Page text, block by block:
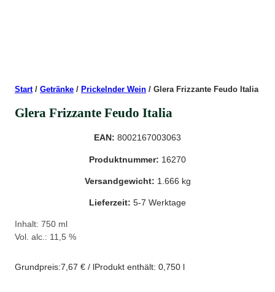
Start/ Getränke / Prickelnder Wein / Glera Frizzante Feudo Italia
Glera Frizzante Feudo Italia
EAN: 8002167003063
Produktnummer: 16270
Versandgewicht: 1.666 kg
Lieferzeit: 5-7 Werktage
Inhalt: 750 ml
Vol. alc.: 11,5 %
Grundpreis:7,67 € / lProdukt enthält: 0,750 l